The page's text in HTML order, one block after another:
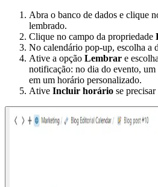
Abra o banco de dados e clique
lembrado.
Clique no campo da propriedade
No calendário pop-up, escolha a
Ative a opção Lembrar e
notificação: no dia do evento, um
em um horário personalizado.
Ative Incluir horário se